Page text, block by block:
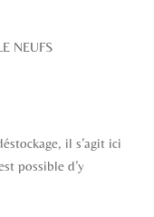
NEUFS
il s’agit ici
possible d’y